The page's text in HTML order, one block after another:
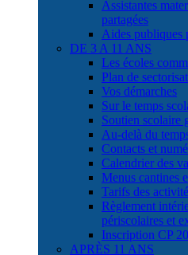
Assistantes
partagées
Aides publiques
DE 3 A 11 ANS
Les écoles
Plan de
Vos démarches
Sur le temps
Soutien scolaire
Au-delà du
Contacts et
Calendrier des
Menus cantines
Tarifs des
Règlement
périscolaires et
Inscription CP
APRÈS 11 ANS